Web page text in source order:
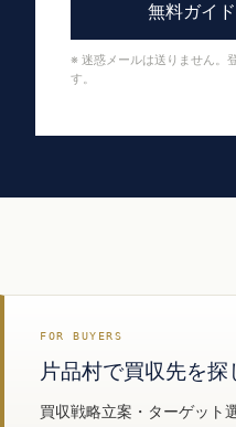
無料ガイ
※ 迷惑メールは送りません。
す。
FOR BUYERS
片品村で買収先を
買収戦略立案・ターゲット